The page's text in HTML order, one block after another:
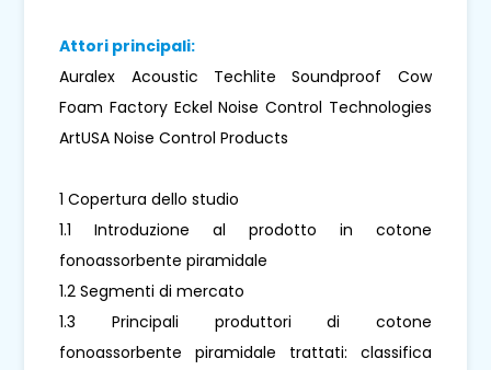
Attori principali:
Auralex Acoustic Techlite Soundproof Cow
Foam Factory Eckel Noise Control Technologies
ArtUSA Noise Control Products
1 Copertura dello studio
1.1 Introduzione al prodotto in cotone
fonoassorbente piramidale
1.2 Segmenti di mercato
1.3 Principali produttori di cotone
fonoassorbente piramidale trattati: classifica